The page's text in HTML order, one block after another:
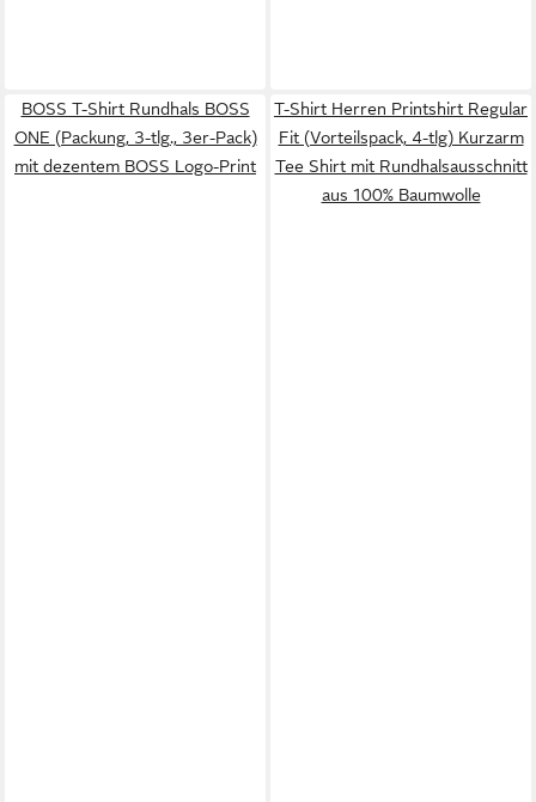
BOSS T-Shirt Rundhals BOSS
ONE (Packung, 3-tlg., 3er-Pack)
mit dezentem BOSS Logo-Print
T-Shirt Herren Printshirt Regular
Fit (Vorteilspack, 4-tlg) Kurzarm
Tee Shirt mit Rundhalsausschnitt
aus 100% Baumwolle